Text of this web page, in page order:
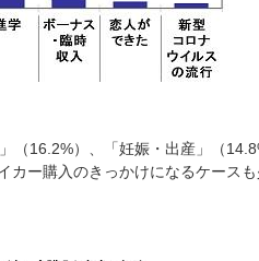
（16.2%）、「妊娠・出産」（
ー購入のきっかけになるケースも